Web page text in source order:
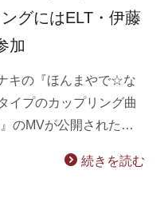
グにはELT・伊藤
加
キの『ほんまやで☆な
イプのカップリング曲
』のMVが公開された…
続きを読む